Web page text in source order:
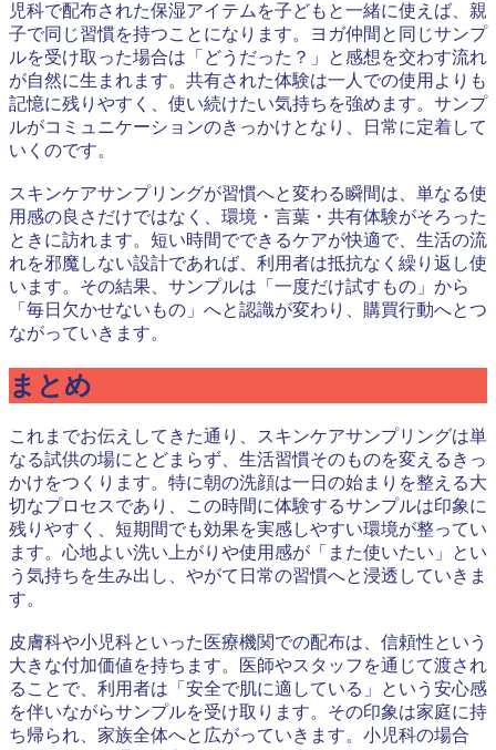
児科で配布された保湿アイテムを子どもと一緒に使えば、親
子で同じ習慣を持つことになります。ヨガ仲間と同じサンプ
ルを受け取った場合は「どうだった？」と感想を交わす流れ
が自然に生まれます。共有された体験は一人での使用よりも
記憶に残りやすく、使い続けたい気持ちを強めます。サンプ
ルがコミュニケーションのきっかけとなり、日常に定着して
いくのです。
スキンケアサンプリングが習慣へと変わる瞬間は、単なる使
用感の良さだけではなく、環境・言葉・共有体験がそろった
ときに訪れます。短い時間でできるケアが快適で、生活の流
れを邪魔しない設計であれば、利用者は抵抗なく繰り返し使
います。その結果、サンプルは「一度だけ試すもの」から
「毎日欠かせないもの」へと認識が変わり、購買行動へとつ
ながっていきます。
まとめ
これまでお伝えしてきた通り、スキンケアサンプリングは単
なる試供の場にとどまらず、生活習慣そのものを変えるきっ
かけをつくります。特に朝の洗顔は一日の始まりを整える大
切なプロセスであり、この時間に体験するサンプルは印象に
残りやすく、短期間でも効果を実感しやすい環境が整ってい
ます。心地よい洗い上がりや使用感が「また使いたい」とい
う気持ちを生み出し、やがて日常の習慣へと浸透していきま
す。
皮膚科や小児科といった医療機関での配布は、信頼性という
大きな付加価値を持ちます。医師やスタッフを通じて渡され
ることで、利用者は「安全で肌に適している」という安心感
を伴いながらサンプルを受け取ります。その印象は家庭に持
ち帰られ、家族全体へと広がっていきます。小児科の場合